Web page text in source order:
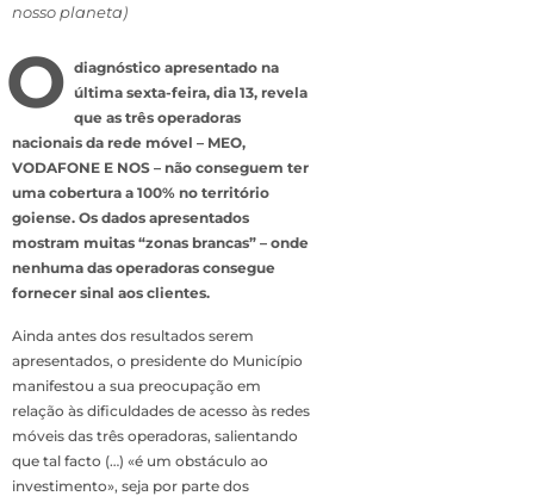
nosso planeta)
O diagnóstico apresentado na
última sexta-feira, dia 13, revela
que as três operadoras
nacionais da rede móvel – MEO,
VODAFONE E NOS – não conseguem ter
uma cobertura a 100% no território
goiense. Os dados apresentados
mostram muitas “zonas brancas” – onde
nenhuma das operadoras consegue
fornecer sinal aos clientes.
Ainda antes dos resultados serem
apresentados, o presidente do Município
manifestou a sua preocupação em
relação às dificuldades de acesso às redes
móveis das três operadoras, salientando
que tal facto (…) «é um obstáculo ao
investimento», seja por parte dos